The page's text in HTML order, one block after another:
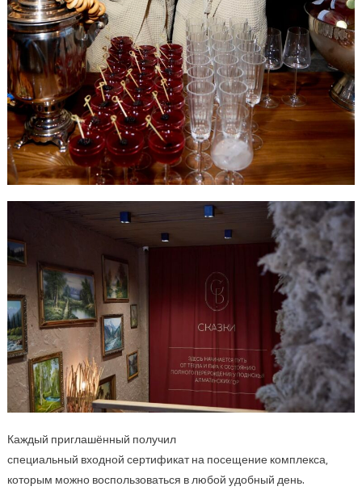
Каждый приглашённый получил
специальный входной сертификат на посещение комплекса,
которым можно воспользоваться в любой удобный день.